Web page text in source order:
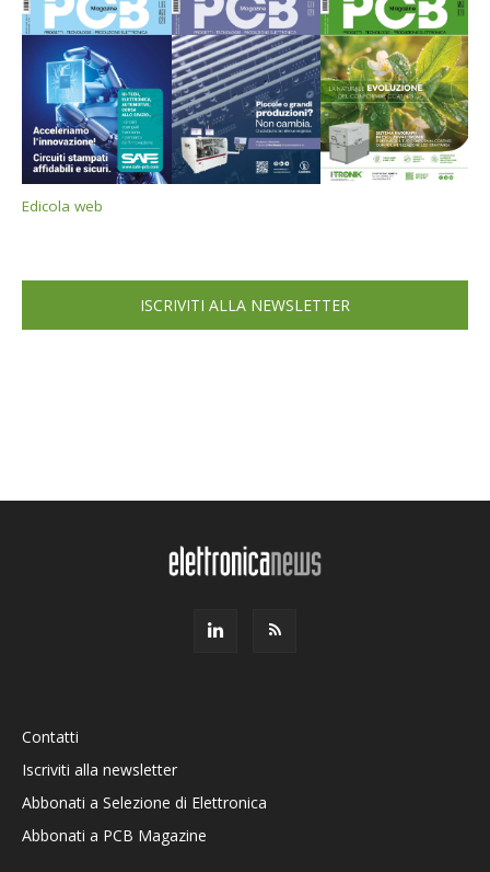
Edicola web
ISCRIVITI ALLA NEWSLETTER
Contatti
Iscriviti alla newsletter
Abbonati a Selezione di Elettronica
Abbonati a PCB Magazine